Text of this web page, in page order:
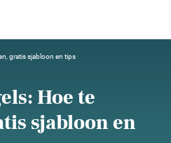
gratis sjabloon en tips
Hoe te
sjabloon en